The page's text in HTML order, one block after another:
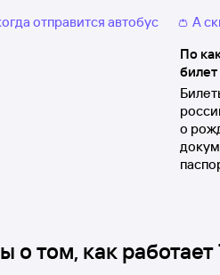
отправится автобус
👛 А
По
билет
о
том, как работает